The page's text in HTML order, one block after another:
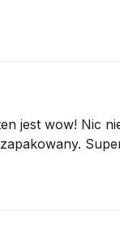
jest wow! Nic